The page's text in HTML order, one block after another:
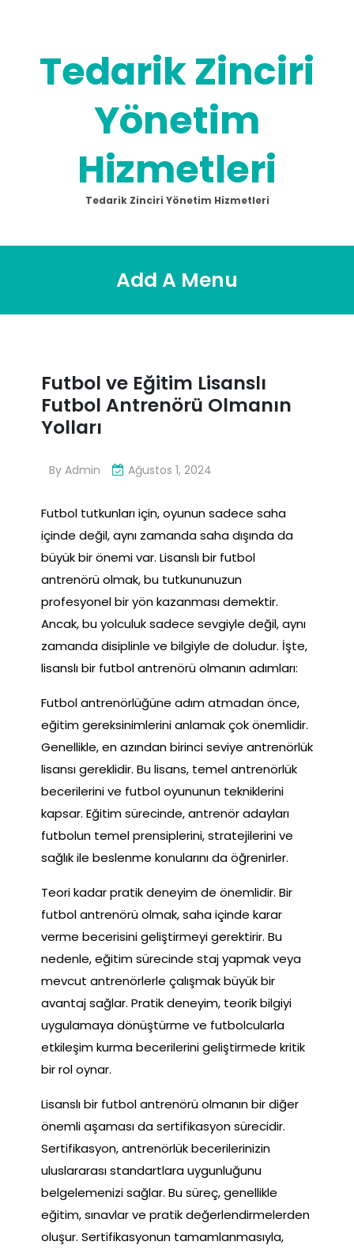
Tedarik Zinciri
Yönetim
Hizmetleri
Tedarik Zinciri Yönetim Hizmetleri
Add A Menu
Futbol ve Eğitim Lisanslı
Futbol Antrenörü Olmanın
Yolları
By Admin Ağustos 1, 2024
Futbol tutkunları için, oyunun sadece saha
içinde değil, aynı zamanda saha dışında da
büyük bir önemi var. Lisanslı bir futbol
antrenörü olmak, bu tutkununuzun
profesyonel bir yön kazanması demektir.
Ancak, bu yolculuk sadece sevgiyle değil, aynı
zamanda disiplinle ve bilgiyle de doludur. İşte,
lisanslı bir futbol antrenörü olmanın adımları:
Futbol antrenörlüğüne adım atmadan önce,
eğitim gereksinimlerini anlamak çok önemlidir.
Genellikle, en azından birinci seviye antrenörlük
lisansı gereklidir. Bu lisans, temel antrenörlük
becerilerini ve futbol oyununun tekniklerini
kapsar. Eğitim sürecinde, antrenör adayları
futbolun temel prensiplerini, stratejilerini ve
sağlık ile beslenme konularını da öğrenirler.
Teori kadar pratik deneyim de önemlidir. Bir
futbol antrenörü olmak, saha içinde karar
verme becerisini geliştirmeyi gerektirir. Bu
nedenle, eğitim sürecinde staj yapmak veya
mevcut antrenörlerle çalışmak büyük bir
avantaj sağlar. Pratik deneyim, teorik bilgiyi
uygulamaya dönüştürme ve futbolcularla
etkileşim kurma becerilerini geliştirmede kritik
bir rol oynar.
Lisanslı bir futbol antrenörü olmanın bir diğer
önemli aşaması da sertifikasyon sürecidir.
Sertifikasyon, antrenörlük becerilerinizin
uluslararası standartlara uygunluğunu
belgelemenizi sağlar. Bu süreç, genellikle
eğitim, sınavlar ve pratik değerlendirmelerden
oluşur. Sertifikasyonun tamamlanmasıyla,